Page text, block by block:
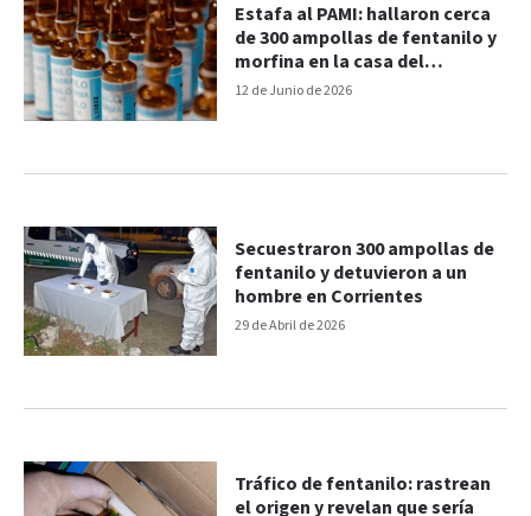
12 de Junio de 2026
Estafa al PAMI: hallaron cerca
de 300 ampollas de fentanilo y
morfina en la casa del
cardiólogo investigado
29 de Abril de 2026
Secuestraron 300 ampollas de
fentanilo y detuvieron a un
hombre en Corrientes
Tráfico de fentanilo: rastrean
el origen y revelan que sería